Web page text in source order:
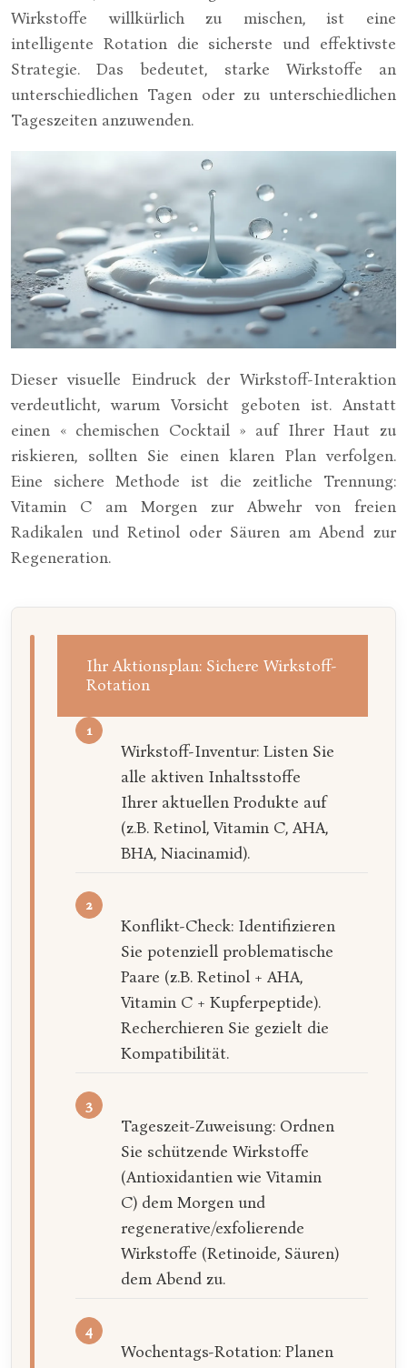
Wirkstoffe willkürlich zu mischen, ist eine
intelligente Rotation die sicherste und effektivste
Strategie. Das bedeutet, starke Wirkstoffe an
unterschiedlichen Tagen oder zu unterschiedlichen
Tageszeiten anzuwenden.
Dieser visuelle Eindruck der Wirkstoff-Interaktion
verdeutlicht, warum Vorsicht geboten ist. Anstatt
einen « chemischen Cocktail » auf Ihrer Haut zu
riskieren, sollten Sie einen klaren Plan verfolgen.
Eine sichere Methode ist die zeitliche Trennung:
Vitamin C am Morgen zur Abwehr von freien
Radikalen und Retinol oder Säuren am Abend zur
Regeneration.
Ihr Aktionsplan: Sichere Wirkstoff-
Rotation
Wirkstoff-Inventur: Listen Sie
alle aktiven Inhaltsstoffe
Ihrer aktuellen Produkte auf
(z.B. Retinol, Vitamin C, AHA,
BHA, Niacinamid).
Konflikt-Check: Identifizieren
Sie potenziell problematische
Paare (z.B. Retinol + AHA,
Vitamin C + Kupferpeptide).
Recherchieren Sie gezielt die
Kompatibilität.
Tageszeit-Zuweisung: Ordnen
Sie schützende Wirkstoffe
(Antioxidantien wie Vitamin
C) dem Morgen und
regenerative/exfolierende
Wirkstoffe (Retinoide, Säuren)
dem Abend zu.
Wochentags-Rotation: Planen